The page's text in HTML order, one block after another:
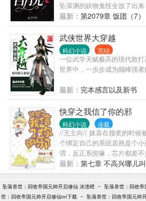
上卖。 众人口出恶言：“破岩
吧？” 数日后，众人痛哭流涕
我眼拙，这么漂亮好看的石头
柚摊手：“没了。”
坠深渊的妖物鬼怪全放了出
想一朝翻车，被那该死的天道
了。什么，貌美清冷的天道
的解救？帮，怎么不帮。秉着
天道主神的目标，姜妯向小位
象中，这家伙不是高冷的
孤僻黏人的小奶包少爷软声
说：“妯妯，你好香吖，可以
柔弱小太子暗戳戳的给她加料
我有病，需要你做药引。”——
眼，朝她勾勾手指，说：“妯
给人家吸一口。”姜妯：！！
对，稳住，别慌！1v1
最新： 第2079章 饭团（7）
武侠世界大穿越
科幻小说 完结
一位武学天赋极高的现代散
世界中，一步步成为颠峰强者
最新： 完本感言以及新书
快穿之我信了你的邪
科幻小说 连载
//无主向// 妺喜在领奖的时候
个绑定自己的系统居然是个
谓，反正系统嘛，芯片都差
妺喜错了，这不是系统，这是
系统会变成个孩子，成天跟
作为刚刚持证上岗的系统。
己的第一个宿主不仅人长得
最新： 第七章 不高兴哪儿
坠落兽世：回收帝国元帅开启修仙 冰渣橙 - 坠落兽世：回收
世：回收帝国元帅开启修仙txt下载 - 坠落兽世：回收帝国元帅